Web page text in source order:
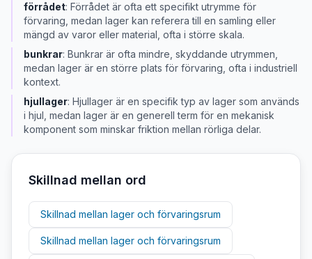
förrådet: Förrådet är ofta ett specifikt utrymme för
förvaring, medan lager kan referera till en samling eller
mängd av varor eller material, ofta i större skala.
bunkrar: Bunkrar är ofta mindre, skyddande utrymmen,
medan lager är en större plats för förvaring, ofta i industriell
kontext.
hjullager: Hjullager är en specifik typ av lager som används
i hjul, medan lager är en generell term för en mekanisk
komponent som minskar friktion mellan rörliga delar.
Skillnad mellan ord
Skillnad mellan lager och förvaringsrum
Skillnad mellan lager och förvaringsrum